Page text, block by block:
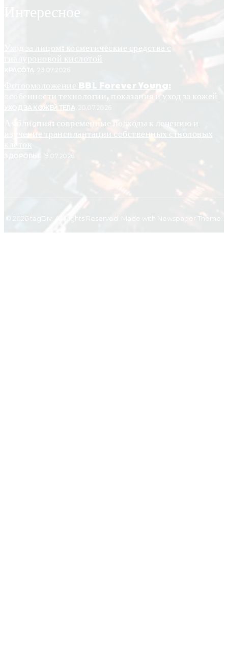
Интересное
Уход за лицом: косметические средства с
гиалуроновой кислотой
КРАСОТА
Фотоомоложение BBL Forever Young:
особенности технологии, показания и уход за кожей
УХОД ЗА КОЖЕЙ ТЕЛА
Амблиопия: современные подходы к лечению и
изучение трансплантации собственных стволовых
клеток
ЗДОРОВЬЕ
© 2026 tagDiv. All Rights Reserved. Made with Newspaper Theme.